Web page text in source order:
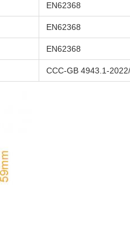
EN62368
EN62368
EN62368
CCC-GB 4943.1-